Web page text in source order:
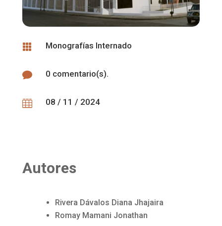
 Monografías Internado
 0 comentario(s).
 08 / 11 / 2024
Autores
Rivera Dávalos Diana Jhajaira
Romay Mamani Jonathan